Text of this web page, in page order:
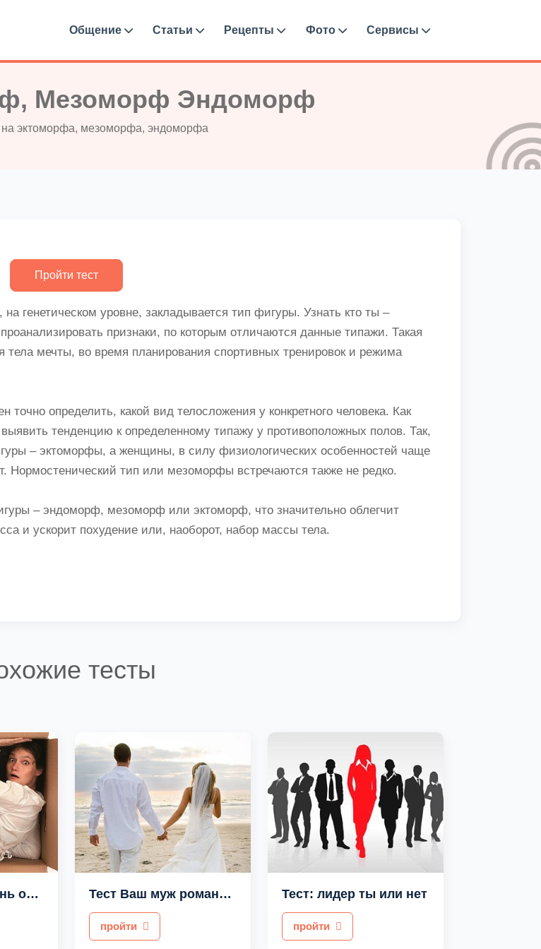
Общение Статьи Рецепты Фото Сервисы
Мезоморф Эндоморф
на эктоморфа, мезоморфа, эндоморфа
генетическом уровне, закладывается тип фигуры. Узнать кто ты –
признаки, по которым отличаются данные типажи. Такая
тела мечты, во время планирования спортивных тренировок и режима
определить, какой вид телосложения у конкретного человека. Как
тенденцию к определенному типажу у противоположных полов. Так,
– эктоморфы, а женщины, в силу физиологических особенностей чаще
Нормостенический тип или мезоморфы встречаются также не редко.
– эндоморф, мезоморф или эктоморф, что значительно облегчит
и ускорит похудение или, наоборот, набор массы тела.
тесты
Тест: Ваш уровень открытости для окружающих Тест Ваш муж романтик?
пройти
Тест: лидер ты или нет
пройти